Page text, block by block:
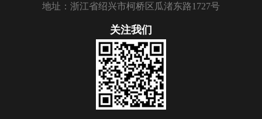
地址：浙江省绍兴市柯桥区瓜渚东路1727号
关注我们